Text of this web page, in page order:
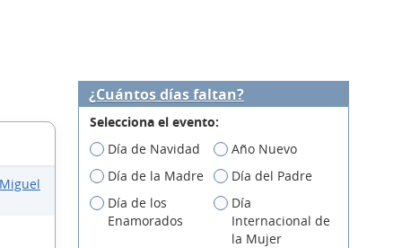
¿Cuántos días faltan?
Selecciona el evento:
Día de Navidad
Año Nuevo
Día de la Madre
Día del Padre
Día de los
Enamorados
Día
Internacional de
la Mujer